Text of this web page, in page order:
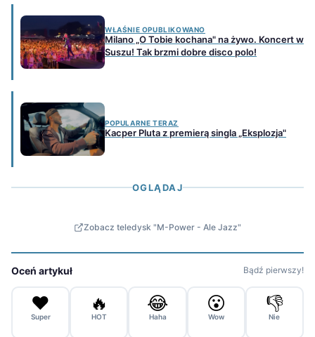
WŁAŚNIE OPUBLIKOWANO
Milano „O Tobie kochana" na żywo. Koncert w
Suszu! Tak brzmi dobre disco polo!
POPULARNE TERAZ
Kacper Pluta z premierą singla „Eksplozja"
OGLĄDAJ
Zobacz teledysk "M-Power - Ale Jazz"
Oceń artykuł Bądź pierwszy!
❤️
Super
🔥
HOT
😂
Haha
😮
Wow
👎
Nie